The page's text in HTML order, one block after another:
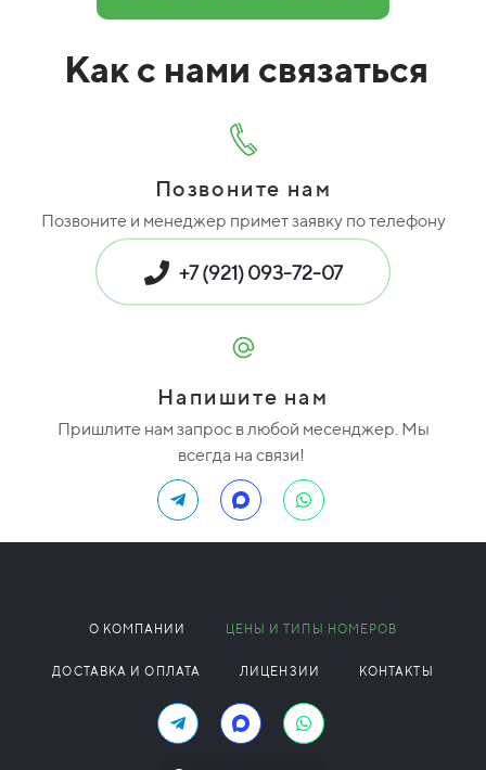
Как с нами связаться
Позвоните нам
Позвоните и менеджер примет заявку по телефону
+7 (921) 093-72-07
Напишите нам
Пришлите нам запрос в любой месенджер. Мы
всегда на связи!
О КОМПАНИИ ЦЕНЫ И ТИПЫ НОМЕРОВ
ДОСТАВКА И ОПЛАТА ЛИЦЕНЗИИ КОНТАКТЫ